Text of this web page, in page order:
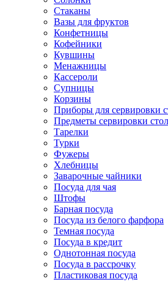
Стаканы
Вазы для фруктов
Конфетницы
Кофейники
Кувшины
Менажницы
Кассероли
Супницы
Корзины
Приборы для сервировки
Предметы сервировки
Тарелки
Турки
Фужеры
Хлебницы
Заварочные чайники
Посуда для чая
Штофы
Барная посуда
Посуда из белого фарфора
Темная посуда
Посуда в кредит
Однотонная посуда
Посуда в рассрочку
Пластиковая посуда